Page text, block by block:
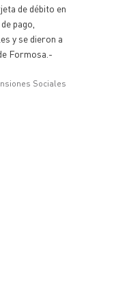
de débito en
pago,
y se dieron a
Formosa.-
Sociales